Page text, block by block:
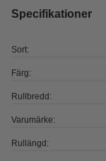
Specifikationer
Sort:
Färg:
Rullbredd:
Varumärke:
Rullängd: